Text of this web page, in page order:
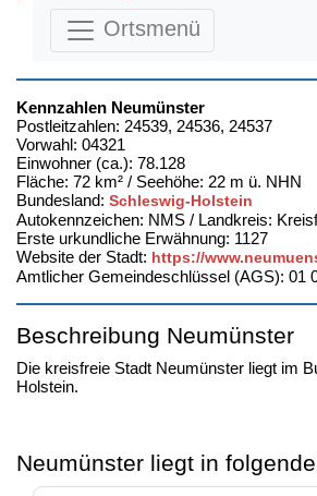
Ortsmenü
Kennzahlen Neumünster
Postleitzahlen: 24539, 24536, 24537
Vorwahl: 04321
Einwohner (ca.): 78.128
Fläche: 72 km² / Seehöhe: 22 m ü. NHN
Bundesland: Schleswig-Holstein
Autokennzeichen: NMS / Landkreis:
Erste urkundliche Erwähnung: 1127
Website der Stadt: https://
Amtlicher Gemeindeschlüssel (AGS): 01
Beschreibung Neumünster
Die kreisfreie Stadt Neumünster liegt im
Holstein.
Neumünster liegt in